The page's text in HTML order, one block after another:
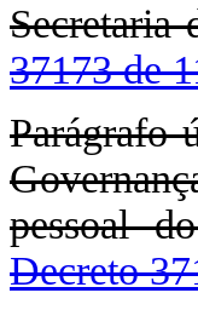
Secretaria
37173 de
Parágrafo
pessoal
Decreto